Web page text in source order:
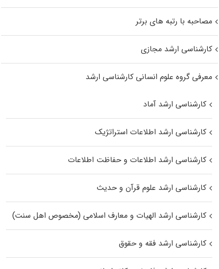
مصاحبه با رتبه های برتر
کارشناسی ارشد مجازی
معرفی گروه علوم انسانی کارشناسی ارشد
کارشناسی ارشد آماد
کارشناسی ارشد اطلاعات استراتژیک
کارشناسی ارشد اطلاعات و حفاظت اطلاعات
کارشناسی ارشد علوم قرآن و حدیث
کارشناسی ارشد الهیات و معارف اسلامی (مخصوص اهل سنت)
کارشناسی ارشد فقه و حقوق